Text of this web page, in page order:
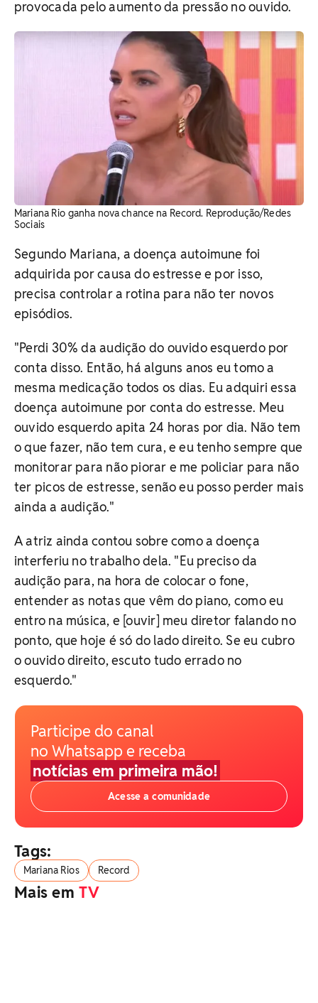
provocada pelo aumento da pressão no ouvido.
Mariana Rio ganha nova chance na Record. Reprodução/Redes
Sociais
Segundo Mariana, a doença autoimune foi
adquirida por causa do estresse e por isso,
precisa controlar a rotina para não ter novos
episódios.
"Perdi 30% da audição do ouvido esquerdo por
conta disso. Então, há alguns anos eu tomo a
mesma medicação todos os dias. Eu adquiri essa
doença autoimune por conta do estresse. Meu
ouvido esquerdo apita 24 horas por dia. Não tem
o que fazer, não tem cura, e eu tenho sempre que
monitorar para não piorar e me policiar para não
ter picos de estresse, senão eu posso perder mais
ainda a audição."
A atriz ainda contou sobre como a doença
interferiu no trabalho dela. "Eu preciso da
audição para, na hora de colocar o fone,
entender as notas que vêm do piano, como eu
entro na música, e [ouvir] meu diretor falando no
ponto, que hoje é só do lado direito. Se eu cubro
o ouvido direito, escuto tudo errado no
esquerdo."
Participe do canal
no Whatsapp e receba
notícias em primeira mão!
Acesse a comunidade
Tags:
Mariana Rios Record
Mais emTV